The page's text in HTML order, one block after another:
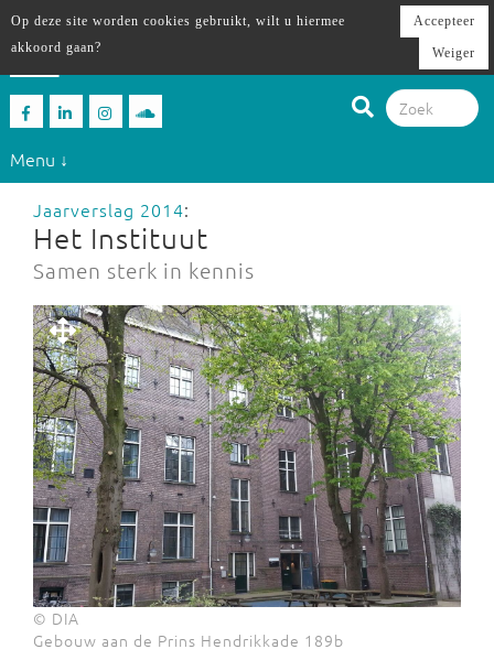
Menu ↓
Jaarverslag 2014:
Het Instituut
Samen sterk in kennis
© DIA
Gebouw aan de Prins Hendrikkade 189b
Op deze site worden cookies gebruikt, wilt u hiermee
akkoord gaan?
Accepteer
Weiger